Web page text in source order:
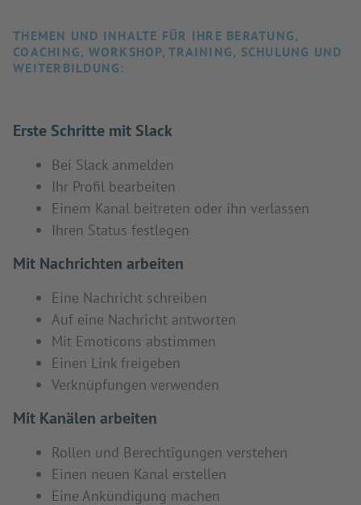
THEMEN UND INHALTE FÜR IHRE BERATUNG,
COACHING, WORKSHOP, TRAINING, SCHULUNG UND
WEITERBILDUNG:
Erste Schritte mit Slack
Bei Slack anmelden
Ihr Profil bearbeiten
Einem Kanal beitreten oder ihn verlassen
Ihren Status festlegen
Mit Nachrichten arbeiten
Eine Nachricht schreiben
Auf eine Nachricht antworten
Mit Emoticons abstimmen
Einen Link freigeben
Verknüpfungen verwenden
Mit Kanälen arbeiten
Rollen und Berechtigungen verstehen
Einen neuen Kanal erstellen
Eine Ankündigung machen